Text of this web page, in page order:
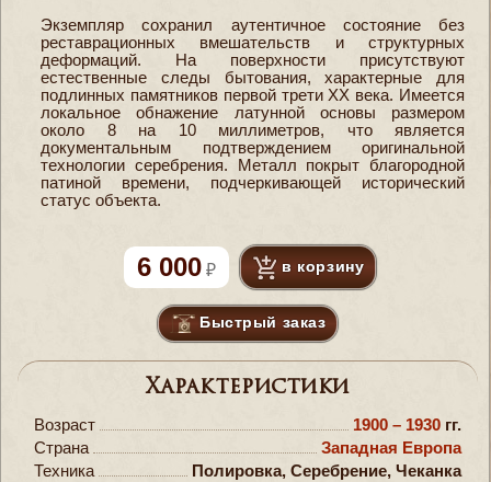
Экземпляр сохранил аутентичное состояние без
реставрационных вмешательств и структурных
деформаций. На поверхности присутствуют
естественные следы бытования, характерные для
подлинных памятников первой трети XX века. Имеется
локальное обнажение латунной основы размером
около 8 на 10 миллиметров, что является
документальным подтверждением оригинальной
технологии серебрения. Металл покрыт благородной
патиной времени, подчеркивающей исторический
статус объекта.
6 000 в корзину
Быстрый заказ
Характеристики
Возраст 1900 – 1930 гг.
Страна
Западная Европа
Техника
Полировка, Серебрение, Чеканка